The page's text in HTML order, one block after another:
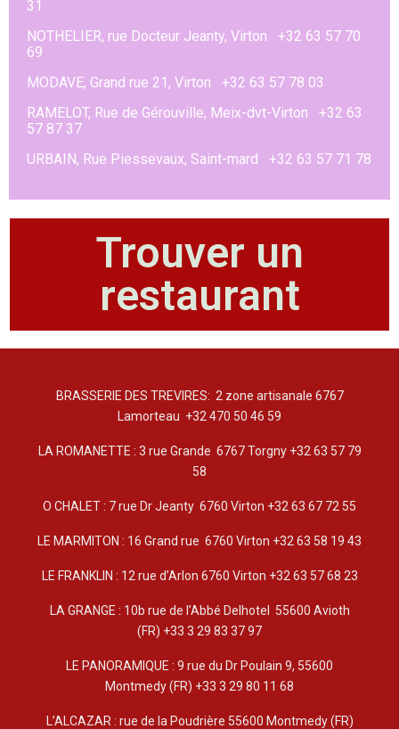
31
NOTHELIER, rue Docteur Jeanty, Virton +32 63 57 70
69
MODAVE, Grand rue 21, Virton +32 63 57 78 03
RAMELOT, Rue de Gérouville, Meix-dvt-Virton +32 63
57 87 37
URBAIN, Rue Piessevaux, Saint-mard +32 63 57 71 78
Trouver un
restaurant
BRASSERIE DES TREVIRES: 2 zone artisanale 6767
Lamorteau +32 470 50 46 59
LA ROMANETTE : 3 rue Grande 6767 Torgny +32 63 57 79
58
O CHALET : 7 rue Dr Jeanty 6760 Virton +32 63 67 72 55
LE MARMITON : 16 Grand rue 6760 Virton +32 63 58 19 43
LE FRANKLIN : 12 rue d’Arlon 6760 Virton +32 63 57 68 23
LA GRANGE : 10b rue de l’Abbé Delhotel 55600 Avioth
(FR) +33 3 29 83 37 97
LE PANORAMIQUE : 9 rue du Dr Poulain 9, 55600
Montmedy (FR) +33 3 29 80 11 68
L’ALCAZAR : rue de la Poudrière 55600 Montmedy (FR)